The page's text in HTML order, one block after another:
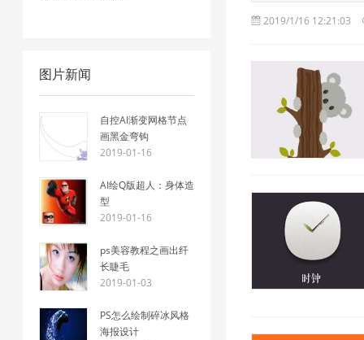
图片新闻
自控AI渐变网格节点
画黑金弯钩
2019-01-16
AI绘Q版超人：身体造
型
2019-01-16
ps美容教程之画出纤
长睫毛
2019-01-03
PS怎么绘制碎冰风格
海报设计
2019/1/16 12:21:03